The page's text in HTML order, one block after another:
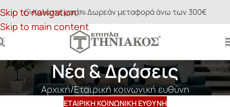
Skip to navigation
Skip to main content
Καλέστε μας Δωρεάν μεταφορά άνω των 300€
Νέα & Δράσεις
Αρχική Εταιρική κοινωνική ευθύνη
ΕΤΑΙΡΙΚΉ ΚΟΙΝΩΝΙΚΉ ΕΥΘΎΝΗ